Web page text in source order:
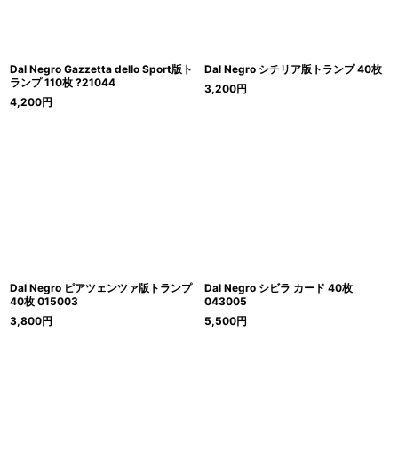
Dal Negro Gazzetta dello Sport版ト
ランプ 110枚 ?21044
4,200円
Dal Negro シチリア版トランプ 40枚
3,200円
Dal Negro ピアツェンツァ版トランプ
40枚 015003
3,800円
Dal Negro シビラ カード 40枚
043005
5,500円